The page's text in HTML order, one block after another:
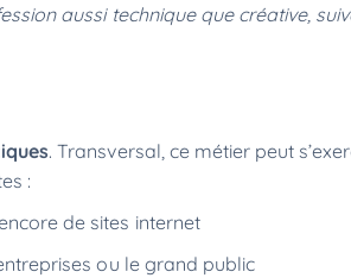
aussi technique que créative,
. Transversal, ce métier peut
:
de sites internet
ou le grand public